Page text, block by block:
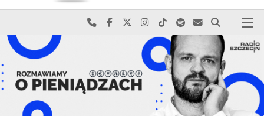
Najlepiej po prostu do nas zadzwoń
Odwiedź nas na Facebook-u
Odwiedź nas na X
Odwiedź nas na Instagram-ie
Odwiedź nas na TikTok-u
Szukaj nas na Spotify
Wyślij do nas
Szukaj